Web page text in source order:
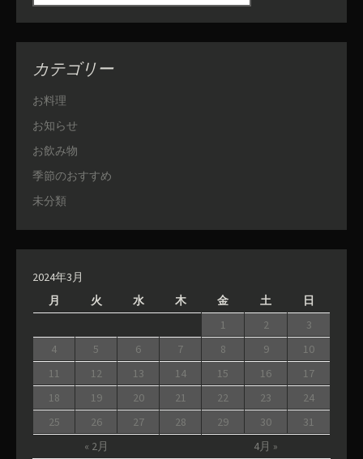
カテゴリー
お料理
お知らせ
お飲み物
季節のおすすめ
未分類
2024年3月
月
火 水 木 金 土 日
« 2月 4月 »
1 2
3
4
5 6 7 8 9
10
11
12 13 14 15 16
17
18
19 20 21 22 23
24
25
26 27 28 29 30 31